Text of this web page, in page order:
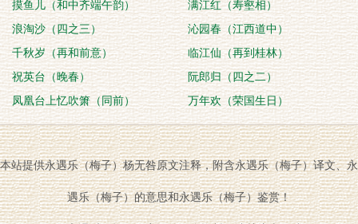
摸鱼儿（和中齐端午韵）
满江红（寿壑相）
浪淘沙（四之三）
沁园春（江西道中）
千秋岁（再和前意）
临江仙（再到桂林）
祝英台（晚春）
阮郎归（四之二）
凤凰台上忆吹箫（同前）
万年欢（荣国生日）
本站提供永遇乐（梅子）杨无咎原文注释，附含永遇乐（梅子）译文、永
遇乐（梅子）的意思和永遇乐（梅子）鉴赏！